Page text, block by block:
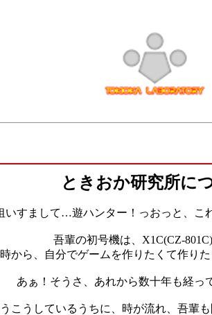
ときおか研究所に
いすまして…遊ハンター！っおっと、こ
吾輩の初号機は、X1C(CZ-801C)
から、自分でゲームを作りたくて作りた
あぁ！そうさ、あれから数十年も経っ
こうしているうちに、時が流れ、吾輩も